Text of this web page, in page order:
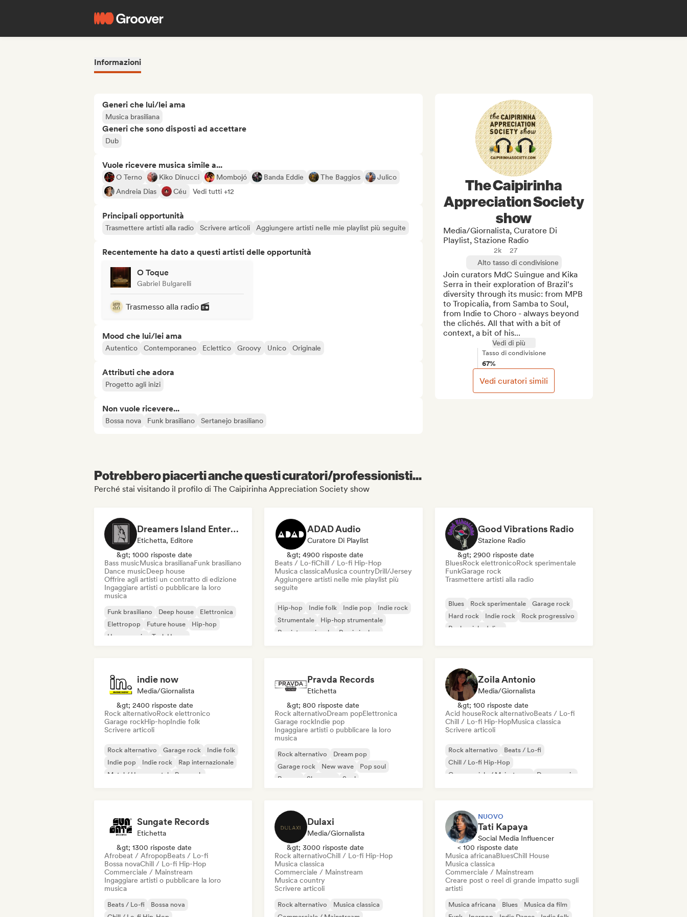
Informazioni
Generi che lui/lei ama
Musica brasiliana
Generi che sono disposti ad accettare
Dub
Vuole ricevere musica simile a...
O Terno Kiko Dinucci Mombojó Banda Eddie The Baggios
Julico
Andreia Dias
Céu Vedi tutti +12
Principali opportunità
Trasmettere artisti alla radio Scrivere articoli Aggiungere artisti nelle mie playlist più seguite
Recentemente ha dato a questi artisti delle opportunità
O Toque
Gabriel Bulgarelli
Trasmesso alla radio
Mood che lui/lei ama
Autentico Contemporaneo Eclettico Groovy Unico Originale
Attributi che adora
Progetto agli inizi
Non vuole ricevere...
Bossa nova Funk brasiliano Sertanejo brasiliano
The Caipirinha
Appreciation Society
show
Media/Giornalista, Curatore Di
Playlist, Stazione Radio
2k
27
Alto tasso di condivisione
Join curators MdC Suingue and Kika
Serra in their exploration of Brazil's
diversity through its music: from MPB
to Tropicalia, from Samba to Soul,
from Indie to Choro - always beyond
the clichés. All that with a bit of
context, a bit of his...
Vedi di più
Tasso di condivisione
67%
Vedi curatori simili
Potrebbero piacerti anche questi curatori/professionisti...
Perché stai visitando il profilo di The Caipirinha Appreciation Society show
Dreamers Island Entertainment
Etichetta, Editore
&gt; 1000 risposte date
Bass musicMusica brasilianaFunk brasiliano
Dance musicDeep house
Offrire agli artisti un contratto di edizione
Ingaggiare artisti o pubblicare la loro
musica
Funk brasiliano Deep house
Elettronica
Elettropop
Future house
Hip-hop
House music
Tech House
ADAD Audio
Curatore Di Playlist
&gt; 4900 risposte date
Beats / Lo-fiChill / Lo-fi Hip-Hop
Musica classicaMusica countryDrill/Jersey
Aggiungere artisti nelle mie playlist più
seguite
Hip-hop Indie folk Indie pop
Indie rock
Strumentale
Hip-hop strumentale
Rap internazionale
Rap in inglese
Good Vibrations Radio
Stazione Radio
&gt; 2900 risposte date
BluesRock elettronicoRock sperimentale
FunkGarage rock
Trasmettere artisti alla radio
Blues Rock sperimentale
Garage rock
Hard rock
Indie rock
Rock progressivo
Rock psichedelico
indie now
Media/Giornalista
&gt; 2400 risposte date
Rock alternativoRock elettronico
Garage rockHip-hopIndie folk
Scrivere articoli
Rock alternativo Garage rock
Indie folk
Indie pop
Indie rock
Rap internazionale
Metal / Heavy metal
Pop rock
Pravda Records
Etichetta
&gt; 800 risposte date
Rock alternativoDream popElettronica
Garage rockIndie pop
Ingaggiare artisti o pubblicare la loro
musica
Rock alternativo
Dream pop
Garage rock
New wave
Pop soul
Reggae
Shoegaze Soul
Zoila Antonio
Media/Giornalista
&gt; 100 risposte date
Acid houseRock alternativoBeats / Lo-fi
Chill / Lo-fi Hip-HopMusica classica
Scrivere articoli
Rock alternativo
Beats / Lo-fi
Chill / Lo-fi Hip-Hop
Commerciale / Mainstream
Dance music
Sungate Records
Etichetta
&gt; 1300 risposte date
Afrobeat / AfropopBeats / Lo-fi
Bossa novaChill / Lo-fi Hip-Hop
Commerciale / Mainstream
Ingaggiare artisti o pubblicare la loro
musica
Beats / Lo-fi
Bossa nova
Dulaxi
Media/Giornalista
&gt; 3000 risposte date
Rock alternativoChill / Lo-fi Hip-Hop
Musica classica
Commerciale / Mainstream
Musica country
Scrivere articoli
Rock alternativo
Musica classica
NUOVO
Tati Kapaya
Social Media Influencer
< 100 risposte date
Musica africanaBluesChill House
Musica classica
Commerciale / Mainstream
Creare post o reel di grande impatto sugli
artisti
Musica africana Blues
Musica da film